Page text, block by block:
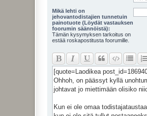
Mikä lehti on
jehovantodistajien tunnetuin
painotuote (Löydät vastauksen
foorumin säännöistä):
Tämän kysymyksen tarkoitus on
estää roskapostitusta foorumille.